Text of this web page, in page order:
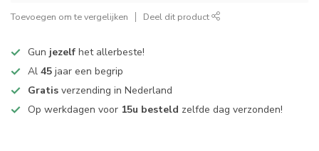
Toevoegen om te vergelijken Deel dit product
Gun jezelf het allerbeste!
Al 45 jaar een begrip
Gratis verzending in Nederland
Op werkdagen voor 15u besteld zelfde dag verzonden!